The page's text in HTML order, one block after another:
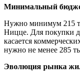
Минимальный
Нужно минимум 215
Ницце. Для покупки
касается
нужно не менее 285
Эволюция рынка